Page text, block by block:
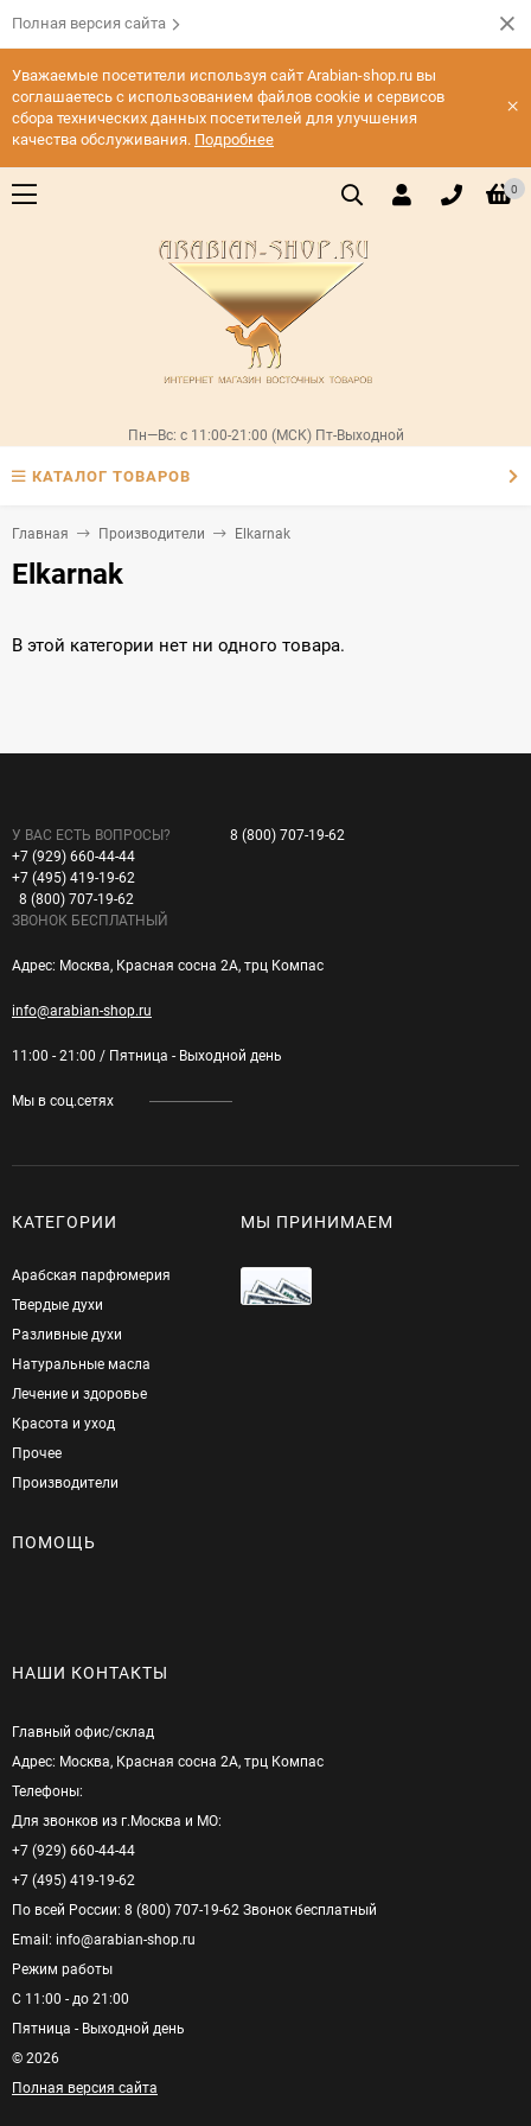
Полная версия сайта
Уважаемые посетители используя сайт Arabian-shop.ru вы
соглашаетесь с использованием файлов cookie и сервисов
сбора технических данных посетителей для улучшения
качества обслуживания. Подробнее
×
0
Пн—Вс: с 11:00-21:00 (МСК) Пт-Выходной
КАТАЛОГ ТОВАРОВ
Главная Производители Elkarnak
Elkarnak
В этой категории нет ни одного товара.
У ВАС ЕСТЬ ВОПРОСЫ?
+7 (929) 660-44-44
+7 (495) 419-19-62
8 (800) 707-19-62
ЗВОНОК БЕСПЛАТНЫЙ
8 (800) 707-19-62
Адрес: Москва, Красная сосна 2А, трц Компас
info@arabian-shop.ru
11:00 - 21:00 / Пятница - Выходной день
Мы в соц.сетях
КАТЕГОРИИ
Арабская парфюмерия
Твердые духи
Разливные духи
Натуральные масла
Лечение и здоровье
Красота и уход
Прочее
Производители
МЫ ПРИНИМАЕМ
ПОМОЩЬ
НАШИ КОНТАКТЫ
Главный офис/cклад
Адрес: Москва, Красная сосна 2А, трц Компас
Телефоны:
Для звонков из г.Москва и МО:
+7 (929) 660-44-44
+7 (495) 419-19-62
По всей России: 8 (800) 707-19-62 Звонок бесплатный
Email: info@arabian-shop.ru
Режим pаботы
С 11:00 - до 21:00
Пятница - Выходной день
© 2026
Полная версия сайта